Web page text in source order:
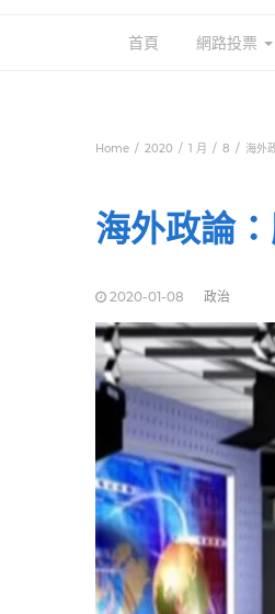
首頁 網路投票
Home 2020 1 月 8 海外
海外政論
2020-01-08 政治